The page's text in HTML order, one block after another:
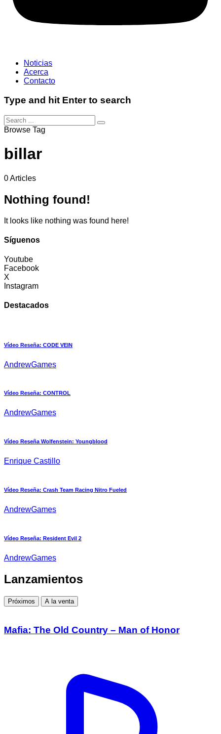
Noticias
Acerca
Contacto
Type and hit Enter to search
Browse Tag
billar
0 Articles
Nothing found!
It looks like nothing was found here!
Síguenos
Youtube
Facebook
X
Instagram
Destacados
Vídeo Reseña: CODE VEIN
AndrewGames
Vídeo Reseña: CONTROL
AndrewGames
Vídeo Reseña Wolfenstein: Youngblood
Enrique Castillo
Vídeo Reseña: Crash Team Racing Nitro Fueled
AndrewGames
Vídeo Reseña: Resident Evil 2
AndrewGames
Lanzamientos
Próximos A la venta
Mafia: The Old Country – Man of Honor